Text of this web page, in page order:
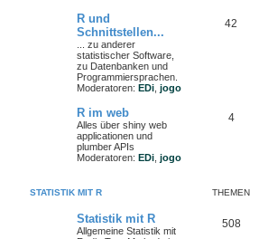
R und
Schnittstellen...
... zu anderer
statistischer Software,
zu Datenbanken und
Programmiersprachen.
Moderatoren: EDi jogo
42
R im web
Alles über shiny web
applicationen und
plumber APIs
Moderatoren: EDi jogo
4
STATISTIK MIT R THEMEN
Statistik mit R
Allgemeine Statistik mit
508